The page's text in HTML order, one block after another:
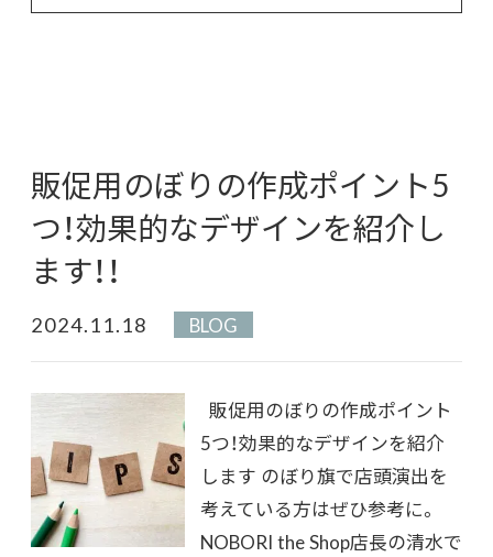
販促用のぼりの作成ポイント5
つ！効果的なデザインを紹介し
ます！！
2024.11.18 BLOG
販促用のぼりの作成ポイント
5つ！効果的なデザインを紹介
します のぼり旗で店頭演出を
考えている方はぜひ参考に。
NOBORI the Shop店長の清水で